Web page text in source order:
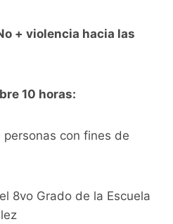
+ violencia hacia las
10 horas:
con fines de
8vo Grado de la Escuela